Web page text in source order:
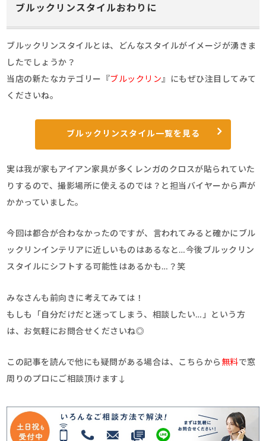
ブルックリンスタイルおわりに
ブルックリンスタイルとは、どんなスタイルがイメージが湧きま
したでしょうか？
当店の新たなカテゴリー『 ブルックリン』にもぜひ注目してみて
くださいね。
ブルックリンスタイル一覧を見る
実は我が家もアイアン家具が多くレンガのクロスが貼られていた
りするので、撮影場所に使えるのでは？と担当バイヤーから声が
かかっていました。
今回は都合が合わなかったのですが、言われてみると確かにブル
ックリンインテリアに近しいものはあるなと…今後ブルックリン
スタイルにシフトする可能性はあるかも…？笑
みなさんも前向きに考えてみては！
もしも「自分だけだと迷ってしまう、相談したい…」という方
は、お気軽にお問合せくださいね◎
この記事を読んで他にも疑問がある場合は、こちらから 無料で窓
周りのプロにご相談頂けます↓